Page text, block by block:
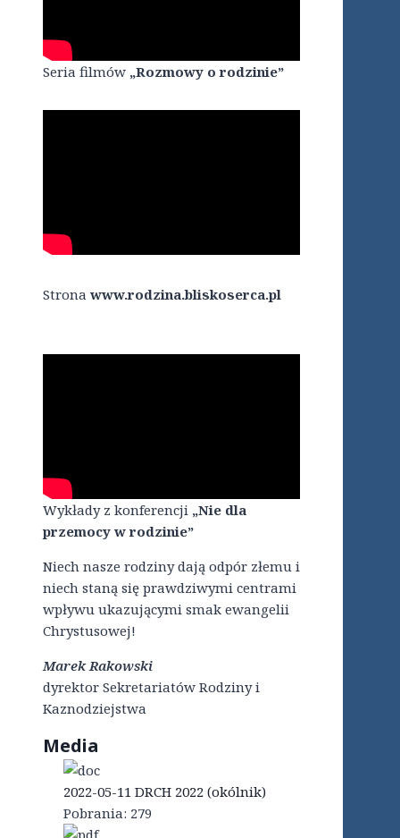
Seria filmów „Rozmowy o rodzinie”
Strona www.rodzina.bliskoserca.pl
Wykłady z konferencji „Nie dla
przemocy w rodzinie”
Niech nasze rodziny dają odpór złemu i
niech staną się prawdziwymi centrami
wpływu ukazującymi smak ewangelii
Chrystusowej!
Marek Rakowski
dyrektor Sekretariatów Rodziny i
Kaznodziejstwa
Media
2022-05-11 DRCH 2022 (okólnik)
Pobrania: 279